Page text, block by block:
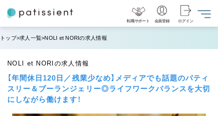
転職サポート 会員登録 ログイン
トップ 求人一覧 NOLI et NORIの求人情報
NOLI et NORIの求人情報
【年間休日120日／残業少なめ】メディアでも話題のパティ
スリー＆ブーランジェリー◎ライフワークバランスを大切
にしながら働けます！